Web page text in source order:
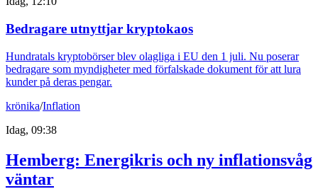
Bedragare utnyttjar kryptokaos
Hundratals kryptobörser blev olagliga i EU den 1 juli. Nu poserar
bedragare som myndigheter med förfalskade dokument för att lura
kunder på deras pengar.
krönika/Inflation
Idag, 09:38
Hemberg: Energikris och ny inflationsvåg
väntar